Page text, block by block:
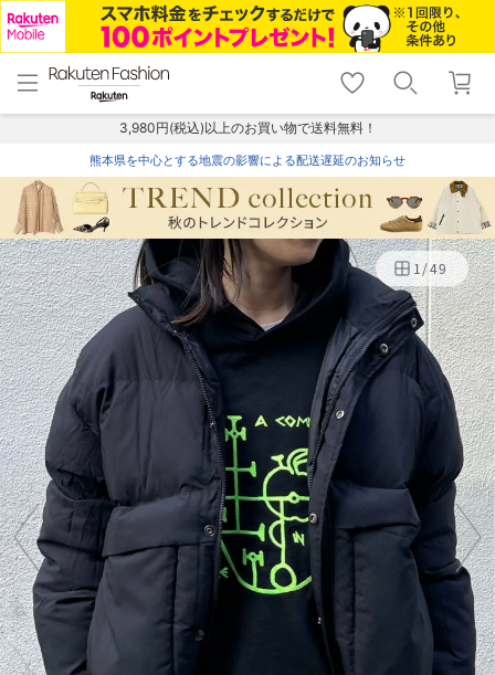
menu home
トップ
shopping_cart lock_outline
ログイン
3,980円(税込)以上のお買い物で送料無料！
熊本県を中心とする地震の影響による配送遅延のお知らせ
1/49